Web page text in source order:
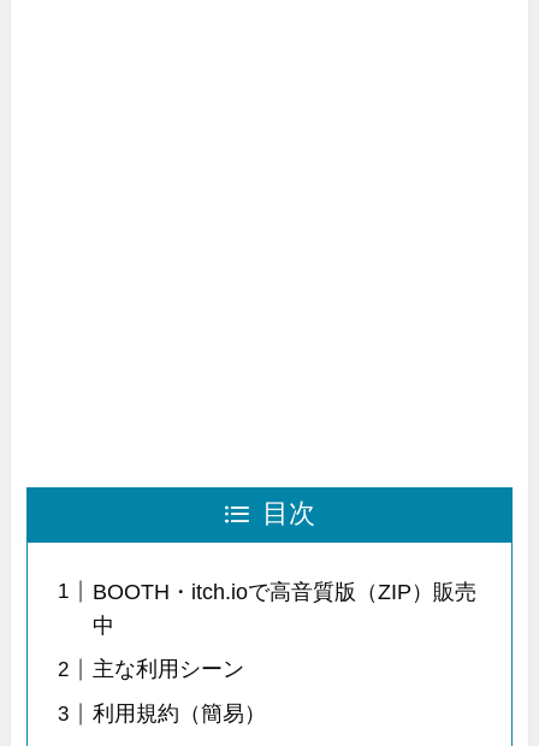
目次
BOOTH・itch.ioで高音質版（ZIP）販売
中
主な利用シーン
利用規約（簡易）